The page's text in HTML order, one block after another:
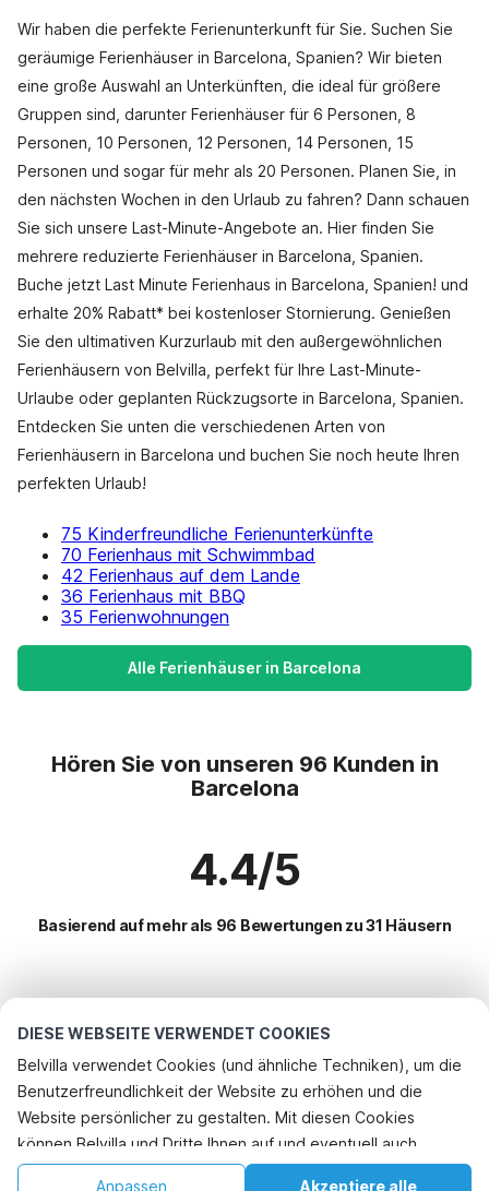
DIESE WEBSEITE VERWENDET COOKIES
Belvilla verwendet Cookies (und ähnliche Techniken), um die
Benutzerfreundlichkeit der Website zu erhöhen und die
Website persönlicher zu gestalten. Mit diesen Cookies
können Belvilla und Dritte Ihnen auf und eventuell auch
außerhalb unserer Website folgen, um Werbung Ihren
Akzeptiere alle
Anpassen
Wir haben die perfekte Ferienunterkunft für Sie. Suchen Sie
geräumige Ferienhäuser in Barcelona, Spanien? Wir bieten
eine große Auswahl an Unterkünften, die ideal für größere
Gruppen sind, darunter Ferienhäuser für 6 Personen, 8
Personen, 10 Personen, 12 Personen, 14 Personen, 15
Personen und sogar für mehr als 20 Personen. Planen Sie, in
den nächsten Wochen in den Urlaub zu fahren? Dann schauen
Sie sich unsere Last-Minute-Angebote an. Hier finden Sie
mehrere reduzierte Ferienhäuser in Barcelona, Spanien.
Buche jetzt Last Minute Ferienhaus in Barcelona, Spanien! und
erhalte 20% Rabatt* bei kostenloser Stornierung. Genießen
Sie den ultimativen Kurzurlaub mit den außergewöhnlichen
Ferienhäusern von Belvilla, perfekt für Ihre Last-Minute-
Urlaube oder geplanten Rückzugsorte in Barcelona, Spanien.
Entdecken Sie unten die verschiedenen Arten von
Ferienhäusern in Barcelona und buchen Sie noch heute Ihren
perfekten Urlaub!
75 Kinderfreundliche Ferienunterkünfte
70 Ferienhaus mit Schwimmbad
42 Ferienhaus auf dem Lande
36 Ferienhaus mit BBQ
35 Ferienwohnungen
Alle Ferienhäuser in Barcelona
Hören Sie von unseren 96 Kunden in
Barcelona
4.4/5
Basierend auf mehr als 96 Bewertungen zu 31 Häusern
Beliebte Ausstattungen für Urlaub in Barcelona
Kinderfreundliche Ferienunterkünfte
Ferienhaus mit Schwimmbad
Ferienhaus mit BBQ
Top-Regionen mit Top-Annehmlichkeiten für den Urlaub
Kinderfreundliche Ferienunterkünfte spanische-kuste
Kinderfreundliche Ferienunterkünfte andalusien
Top-Städte mit Top-Annehmlichkeiten für den Urlaub
Rufen Sie an, um zu buchen